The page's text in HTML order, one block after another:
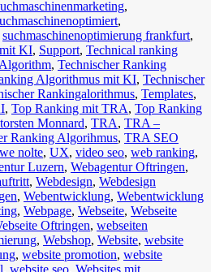
,
,
suchmaschinenoptimierung frankfurt,
KI, Support, Technical ranking
, Technischer Ranking
Algorithmus mit KI, Technischer
Rankingalorithmus, Templates,
, Top Ranking mit TRA, Top Ranking
torsten Monnard, TRA, TRA –
Ranking Algorihmus, TRA SEO
nolte, UX, video seo, web ranking,
Luzern, Webagentur Oftringen,
, Webdesign, Webdesign
, Webentwicklung, Webentwicklung
, Webpage, Webseite, Webseite
Oftringen, webseiten
, Webshop, Website, website
, website promotion, website
, website seo, Websites mit